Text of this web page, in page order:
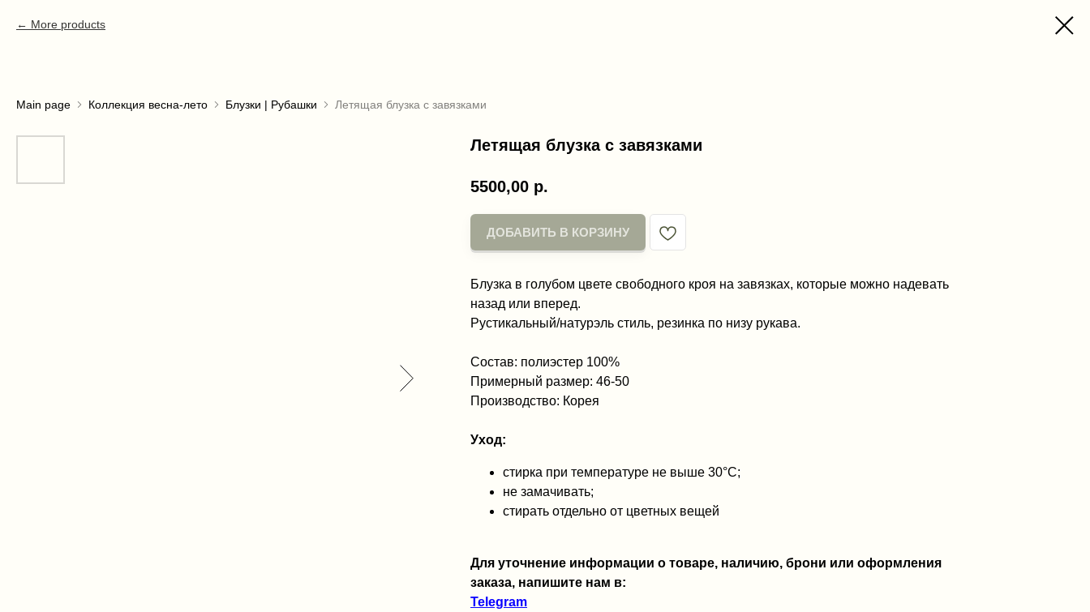
More products
Main page Коллекция весна-лето Блузки | Рубашки Летящая блузка с завязками
Летящая блузка с завязками
5500,00 р.
ДОБАВИТЬ В КОРЗИНУ
Блузка в голубом цвете свободного кроя на завязках, которые можно надевать
назад или вперед.
Рустикальный/натурэль стиль, резинка по низу рукава.
Состав: полиэстер 100%
Примерный размер: 46-50
Производство: Корея
Уход:
стирка при температуре не выше 30°C;
не замачивать;
стирать отдельно от цветных вещей
Для уточнение информации о товаре, наличию, брони или оформления
заказа, напишите нам в:
Telegram